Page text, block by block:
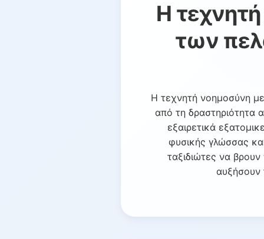
Η
των
Η τεχνητή νοημοσύνη
από τη δραστηριότητα
εξαιρετικά
φυσικής γλώσσας
ταξιδιώτες να βρουν
αυξήσουν